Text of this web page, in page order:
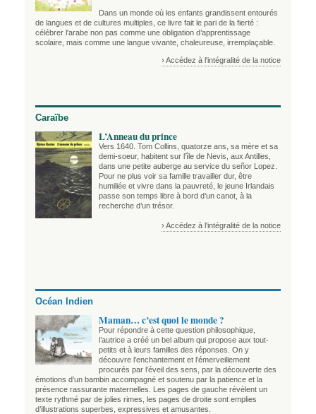
Dans un monde où les enfants grandissent entourés
de langues et de cultures multiples, ce livre fait le pari de la fierté :
célébrer l'arabe non pas comme une obligation d’apprentissage
scolaire, mais comme une langue vivante, chaleureuse, irremplaçable.
› Accédez à l'intégralité de la notice
Caraïbe
L’Anneau du prince
Vers 1640. Tom Collins, quatorze ans, sa mère et sa
demi-soeur, habitent sur l’île de Nevis, aux Antilles,
dans une petite auberge au service du señor Lopez.
Pour ne plus voir sa famille travailler dur, être
humiliée et vivre dans la pauvreté, le jeune Irlandais
passe son temps libre à bord d’un canot, à la
recherche d’un trésor.
› Accédez à l'intégralité de la notice
Océan Indien
Maman… c’est quoi le monde ?
Pour répondre à cette question philosophique,
l’autrice a créé un bel album qui propose aux tout-
petits et à leurs familles des réponses. On y
découvre l’enchantement et l’émerveillement
procurés par l’éveil des sens, par la découverte des
émotions d’un bambin accompagné et soutenu par la patience et la
présence rassurante maternelles. Les pages de gauche révèlent un
texte rythmé par de jolies rimes, les pages de droite sont emplies
d’illustrations superbes, expressives et amusantes.